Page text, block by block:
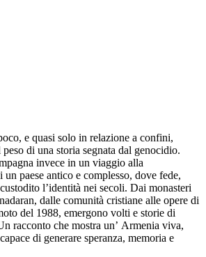
e quasi solo in relazione a confini,
di una storia segnata dal genocidio.
invece in un viaggio alla
un paese antico e complesso, dove fede,
l’identità nei secoli. Dai monasteri
dalle comunità cristiane alle opere di
del 1988, emergono volti e storie di
racconto che mostra un’ Armenia viva,
di generare speranza, memoria e